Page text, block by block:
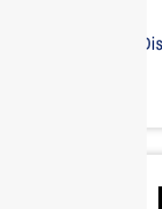
Boitier